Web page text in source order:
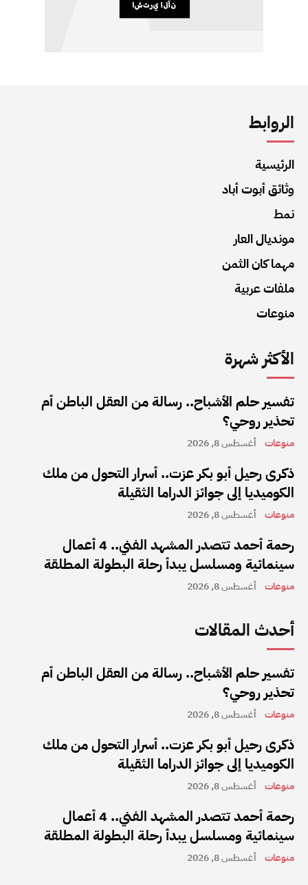
الروابط
الرئيسية
وثائق أبوت أباد
نمط
مونديال العار
مهما كان الثمن
ملفات عربية
منوعات
الأكثر شهرة
تفسير حلم الأشباح.. رسالة من العقل الباطن أم
تحذير روحي؟
منوعات أغسطس 8, 2026
ذكرى رحيل أبو بكر عزت.. أسرار التحول من ملك
الكوميديا إلى جوائز الدراما الثقيلة
منوعات أغسطس 8, 2026
رحمة أحمد تتصدر المشهد الفني.. 4 أعمال
سينمائية ومسلسل يبدأ رحلة البطولة المطلقة
منوعات أغسطس 8, 2026
أحدث المقالات
تفسير حلم الأشباح.. رسالة من العقل الباطن أم
تحذير روحي؟
منوعات أغسطس 8, 2026
ذكرى رحيل أبو بكر عزت.. أسرار التحول من ملك
الكوميديا إلى جوائز الدراما الثقيلة
منوعات أغسطس 8, 2026
رحمة أحمد تتصدر المشهد الفني.. 4 أعمال
سينمائية ومسلسل يبدأ رحلة البطولة المطلقة
منوعات أغسطس 8, 2026